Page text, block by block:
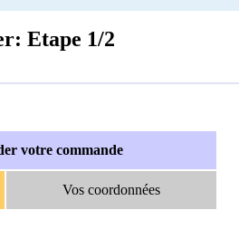
Etape 1/2
votre commande
Vos coordonnées